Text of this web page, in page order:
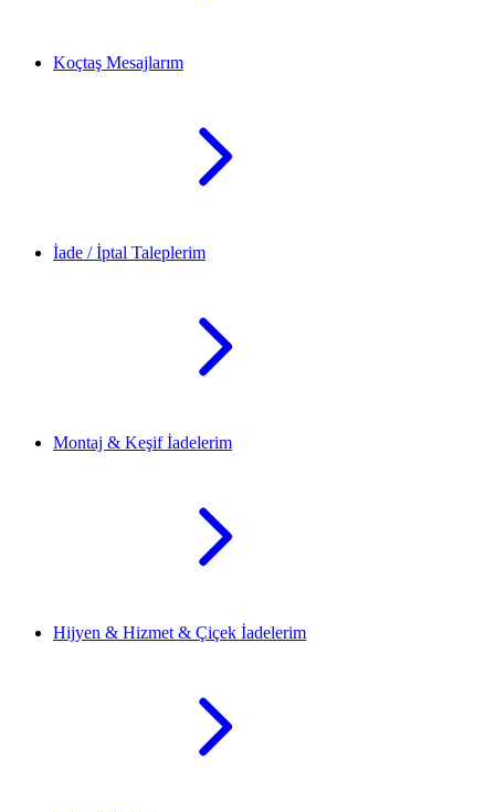
Koçtaş Mesajlarım
İade / İptal Taleplerim
Montaj & Keşif İadelerim
Hijyen & Hizmet & Çiçek İadelerim